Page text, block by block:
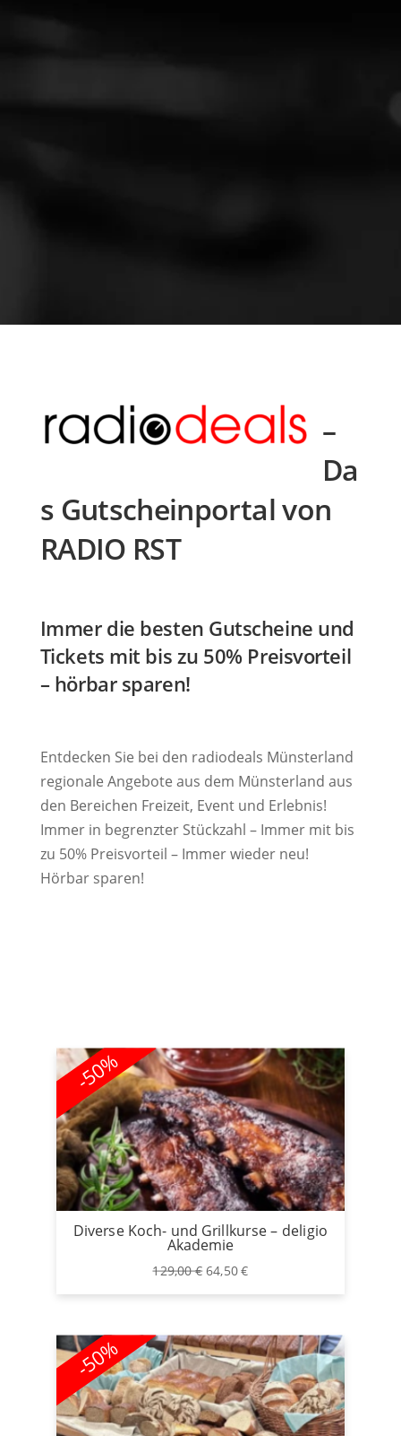
–
Da
s Gutscheinportal von
RADIO RST
Immer die besten Gutscheine und
Tickets mit bis zu 50% Preisvorteil
– hörbar sparen!
Entdecken Sie bei den radiodeals Münsterland
regionale Angebote aus dem Münsterland aus
den Bereichen Freizeit, Event und Erlebnis!
Immer in begrenzter Stückzahl – Immer mit bis
zu 50% Preisvorteil – Immer wieder neu!
Hörbar sparen!
-50%
Diverse Koch- und Grillkurse – deligio
Akademie
129,00€ Ursprünglicher
Preis
129,00 €
64,50€Aktueller
Preis
64,50 €.
-50%